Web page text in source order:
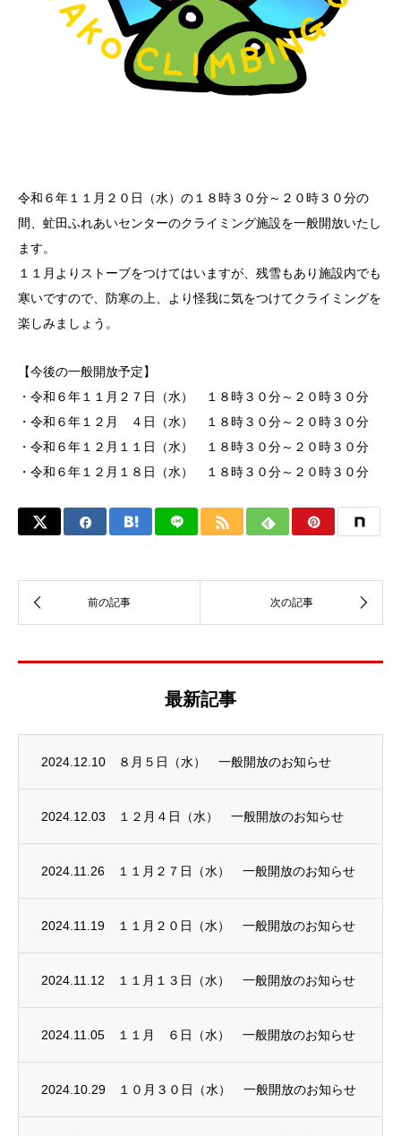
令和６年１１月２０日（水）の１８時３０分～２０時３０分の
間、虻田ふれあいセンターのクライミング施設を一般開放いたし
ます。
１１月よりストーブをつけてはいますが、残雪もあり施設内でも
寒いですので、防寒の上、より怪我に気をつけてクライミングを
楽しみましょう。
【今後の一般開放予定】
・令和６年１１月２７日（水） １８時３０分～２０時３０分
・令和６年１２月 ４日（水） １８時３０分～２０時３０分
・令和６年１２月１１日（水） １８時３０分～２０時３０分
・令和６年１２月１８日（水） １８時３０分～２０時３０分
最新記事
2024.12.10 ８月５日（水） 一般開放のお知らせ
2024.12.03 １２月４日（水） 一般開放のお知らせ
2024.11.26 １１月２７日（水） 一般開放のお知らせ
2024.11.19 １１月２０日（水） 一般開放のお知らせ
2024.11.12 １１月１３日（水） 一般開放のお知らせ
2024.11.05 １１月 ６日（水） 一般開放のお知らせ
2024.10.29 １０月３０日（水） 一般開放のお知らせ